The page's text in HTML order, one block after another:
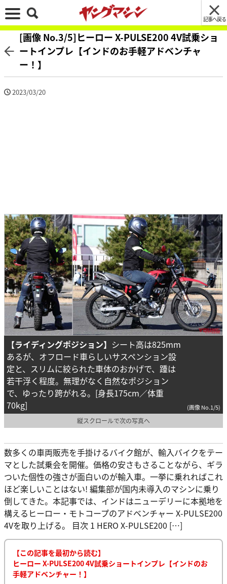
記事へ戻る
[画像 No.3/5]ヒーロー X-PULSE200 4V試乗ショ
ートインプレ【インドのお手軽アドベンチャ
ー！】
2023/03/20
【ライディングポジション】 シート高は825mm
あるが、オフロード車らしいサスペンション設
定と、スリムに絞られた車体のおかげで、踵は
若干浮く程度。無理がなく自然なポジション
で、ゆったり跨がれる。[身長175cm／体重
70kg]
(画像 No.1/5)
縦スクロールで次の写真へ
数多くの車両販売を手掛けるバイク館が、輸入バイクをテー
マとした試乗会を開催。価格の安さもさることながら、ギラ
ついた個性の強さが面白いのが輸入車。一挙に乗れればこれ
ほど楽しいことはない! 編集部が国内未導入のマシンに乗り
倒してきた。本記事では、インドはニューデリーに本拠地を
構えるヒーロー・モトコープのアドベンチャー X-PULSE200
4Vを取り上げる。 目次 1 HERO X-PULSE200 […]
【この記事を最初から読む】
ヒーロー X-PULSE200 4V試乗ショートインプレ【インドのお
手軽アドベンチャー！】